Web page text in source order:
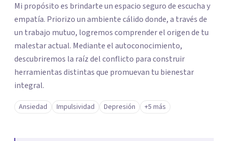
Mi propósito es brindarte un espacio seguro de escucha y
empatía. Priorizo un ambiente cálido donde, a través de
un trabajo mutuo, logremos comprender el origen de tu
malestar actual. Mediante el autoconocimiento,
descubriremos la raíz del conflicto para construir
herramientas distintas que promuevan tu bienestar
integral.
Ansiedad Impulsividad Depresión +5 más